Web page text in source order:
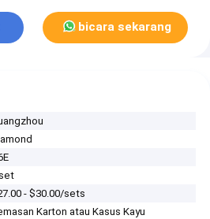
bicara sekarang
- $30.00/sets
Karton atau Kasus Kayu